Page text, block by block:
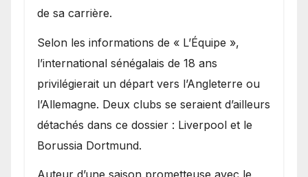
de sa carrière.
Selon les informations de « L’Équipe »,
l’international sénégalais de 18 ans
privilégierait un départ vers l’Angleterre ou
l’Allemagne. Deux clubs se seraient d’ailleurs
détachés dans ce dossier : Liverpool et le
Borussia Dortmund.